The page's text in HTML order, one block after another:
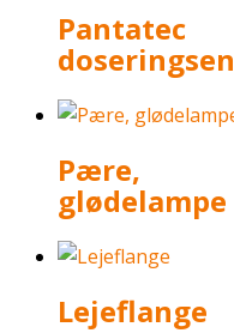
Pantatec
Pære,
glødelampe
Lejeflange